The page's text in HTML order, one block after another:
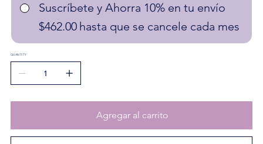
Suscríbete y Ahorra 10% en tu envío
$462.00 hasta que se cancele cada mes
QUANTITY
Agregar al carrito